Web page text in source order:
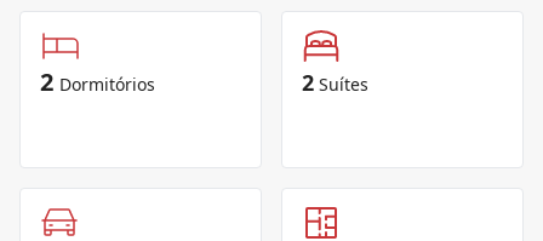
2 Dormitórios 2 Suítes